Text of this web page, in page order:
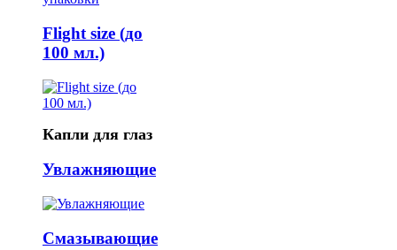
Flight size (до
100 мл.)
Капли для глаз
Увлажняющие
Смазывающие